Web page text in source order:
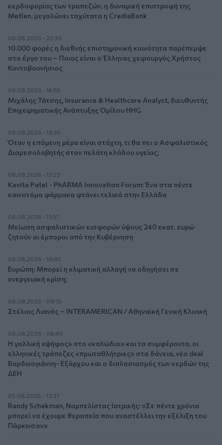
κερδοφορίας των τραπεζών, η δυναμική επιστροφή της
Metlen, μεγαλώνει ταχύτατα η CrediaBank
06.08.2026 - 22:39
10.000 φορές η διεθνής επιστημονική κοινότητα παρέπεμψε
στο έργο του – Ποιος είναι ο Έλληνας χειρουργός Χρήστος
Κοντοβουνήσιος
06.08.2026 - 14:55
Μιχάλης Τάτσης, Insurance & Healthcare Analyst, διευθυντής
Επιχειρηματικής Ανάπτυξης Ομίλου HHG
06.08.2026 - 13:30
Όταν η επόμενη μέρα είναι στάχτη, τι θα πει ο Ασφαλιστικός
Διαμεσολαβητής στον πελάτη κλάδου υγείας;
06.08.2026 - 12:22
Kavita Patel - PhARMA Innovation Forum: Ένα στα πέντε
καινοτόμα φάρμακα φτάνει τελικά στην Ελλάδα
06.08.2026 - 11:37
Μείωση ασφαλιστικών εισφορών ύψους 240 εκατ. ευρώ
ζητούν οι έμποροι από την Κυβέρνηση
06.08.2026 - 10:45
Ευρώπη: Μπορεί η κλιματική αλλαγή να οδηγήσει σε
ενεργειακή κρίση;
06.08.2026 - 09:15
Στέλιος Λιανός – INTERAMERICAN / Αθηναϊκή Γενική Κλινική
06.08.2026 - 08:40
Η γαλλική «ψήφος» στο «καλώδιο» και τα συμφέροντα, οι
ελληνικές τράπεζες «πρωταθλήτριες» στα δάνεια, νέο deal
Βαρδινογιάννη- Εξάρχου και ο διπλασιασμός των κερδών της
ΔΕΗ
05.08.2026 - 13:37
Randy Schekman, Νομπελίστας Ιατρικής: «Σε πέντε χρόνια
μπορεί να έχουμε θεραπεία που αναστέλλει την εξέλιξη του
Πάρκινσον»